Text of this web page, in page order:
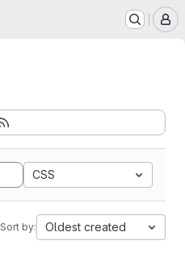
CSS
Sort by: Oldest created